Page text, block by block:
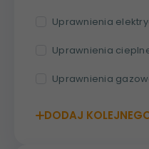
Uprawnienia
Uprawnienia
Uprawnienia
DODAJ